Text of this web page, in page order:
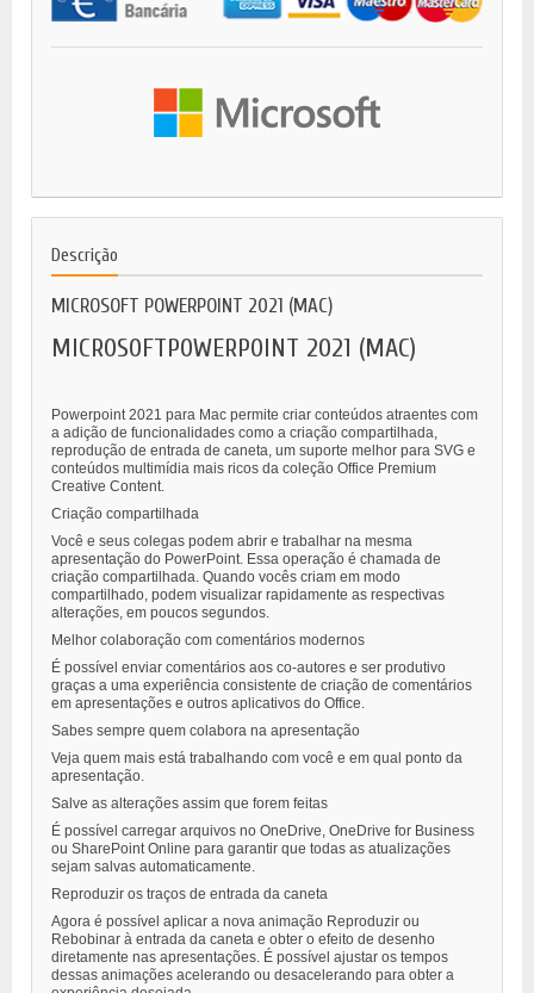
Descrição
MICROSOFT POWERPOINT 2021 (MAC)
MICROSOFTPOWERPOINT 2021 (MAC)
Powerpoint 2021 para Mac permite criar conteúdos atraentes com
a adição de funcionalidades como a criação compartilhada,
reprodução de entrada de caneta, um suporte melhor para SVG e
conteúdos multimídia mais ricos da coleção Office Premium
Creative Content.
Criação compartilhada
Você e seus colegas podem abrir e trabalhar na mesma
apresentação do PowerPoint. Essa operação é chamada de
criação compartilhada. Quando vocês criam em modo
compartilhado, podem visualizar rapidamente as respectivas
alterações, em poucos segundos.
Melhor colaboração com comentários modernos
É possível enviar comentários aos co-autores e ser produtivo
graças a uma experiência consistente de criação de comentários
em apresentações e outros aplicativos do Office.
Sabes sempre quem colabora na apresentação
Veja quem mais está trabalhando com você e em qual ponto da
apresentação.
Salve as alterações assim que forem feitas
É possível carregar arquivos no OneDrive, OneDrive for Business
ou SharePoint Online para garantir que todas as atualizações
sejam salvas automaticamente.
Reproduzir os traços de entrada da caneta
Agora é possível aplicar a nova animação Reproduzir ou
Rebobinar à entrada da caneta e obter o efeito de desenho
diretamente nas apresentações. É possível ajustar os tempos
dessas animações acelerando ou desacelerando para obter a